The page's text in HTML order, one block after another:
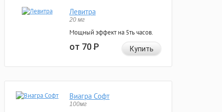
Левитра
20 мг
Мощный эффект на 5ть часов.
от 70Р Купить
Виагра Софт
100мг